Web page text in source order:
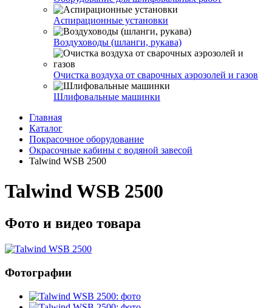
Аспирационные установки
Воздуховоды (шланги, рукава)
Очистка воздуха от сварочных аэрозолей и газов
Шлифовальные машинки
Главная
Каталог
Покрасочное оборудование
Окрасочные кабины с водяной завесой
Talwind WSB 2500
Talwind WSB 2500
Фото и видео товара
Фотографии